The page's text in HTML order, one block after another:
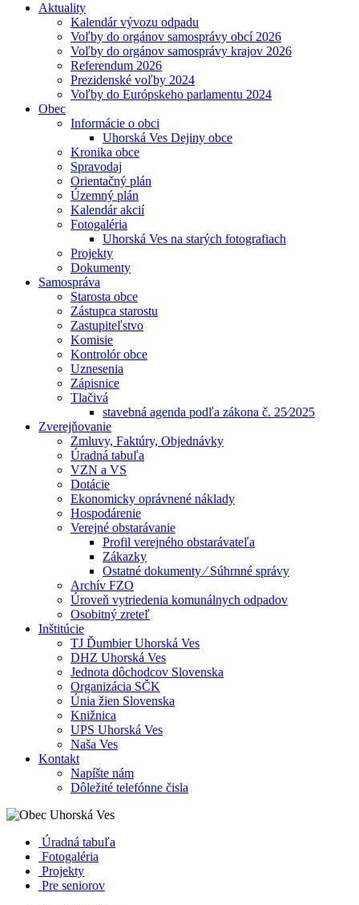
Aktuality
Kalendár vývozu odpadu
Voľby do orgánov samosprávy obcí 2026
Voľby do orgánov samosprávy krajov 2026
Referendum 2026
Prezidenské voľby 2024
Voľby do Európskeho parlamentu 2024
Obec
Informácie o obci
Uhorská Ves Dejiny obce
Kronika obce
Spravodaj
Orientačný plán
Územný plán
Kalendár akcií
Fotogaléria
Uhorská Ves na starých fotografiach
Projekty
Dokumenty
Samospráva
Starosta obce
Zástupca starostu
Zastupiteľstvo
Komisie
Kontrolór obce
Uznesenia
Zápisnice
Tlačivá
stavebná agenda podľa zákona č. 25⁄2025
Zverejňovanie
Zmluvy, Faktúry, Objednávky
Úradná tabuľa
VZN a VS
Dotácie
Ekonomicky oprávnené náklady
Hospodárenie
Verejné obstarávanie
Profil verejného obstarávateľa
Zákazky
Ostatné dokumenty ⁄ Súhrnné správy
Archív FZO
Úroveň vytriedenia komunálnych odpadov
Osobitný zreteľ
Inštitúcie
TJ Ďumbier Uhorská Ves
DHZ Uhorská Ves
Jednota dôchodcov Slovenska
Organizácia SČK
Únia žien Slovenska
Knižnica
UPS Uhorská Ves
Naša Ves
Kontakt
Napíšte nám
Dôležité telefónne čisla
Úradná tabuľa
Fotogaléria
Projekty
Pre seniorov